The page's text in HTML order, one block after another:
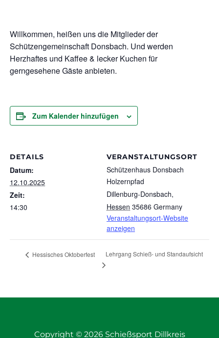
Willkommen, heißen uns die Mitglieder der
Schützengemeinschaft Donsbach. Und werden
Herzhaftes und Kaffee & lecker Kuchen für
gerngesehene Gäste anbieten.
Zum Kalender hinzufügen
DETAILS
Datum:
12.10.2025
Zeit:
14:30
VERANSTALTUNGSORT
Schützenhaus Donsbach
Holzernpfad
Dillenburg-Donsbach,
Hessen 35686 Germany
Veranstaltungsort-Website
anzeigen
Hessisches Oktoberfest Lehrgang Schieß- und Standaufsicht
Copyright © 2026 Schießsport Dillkreis